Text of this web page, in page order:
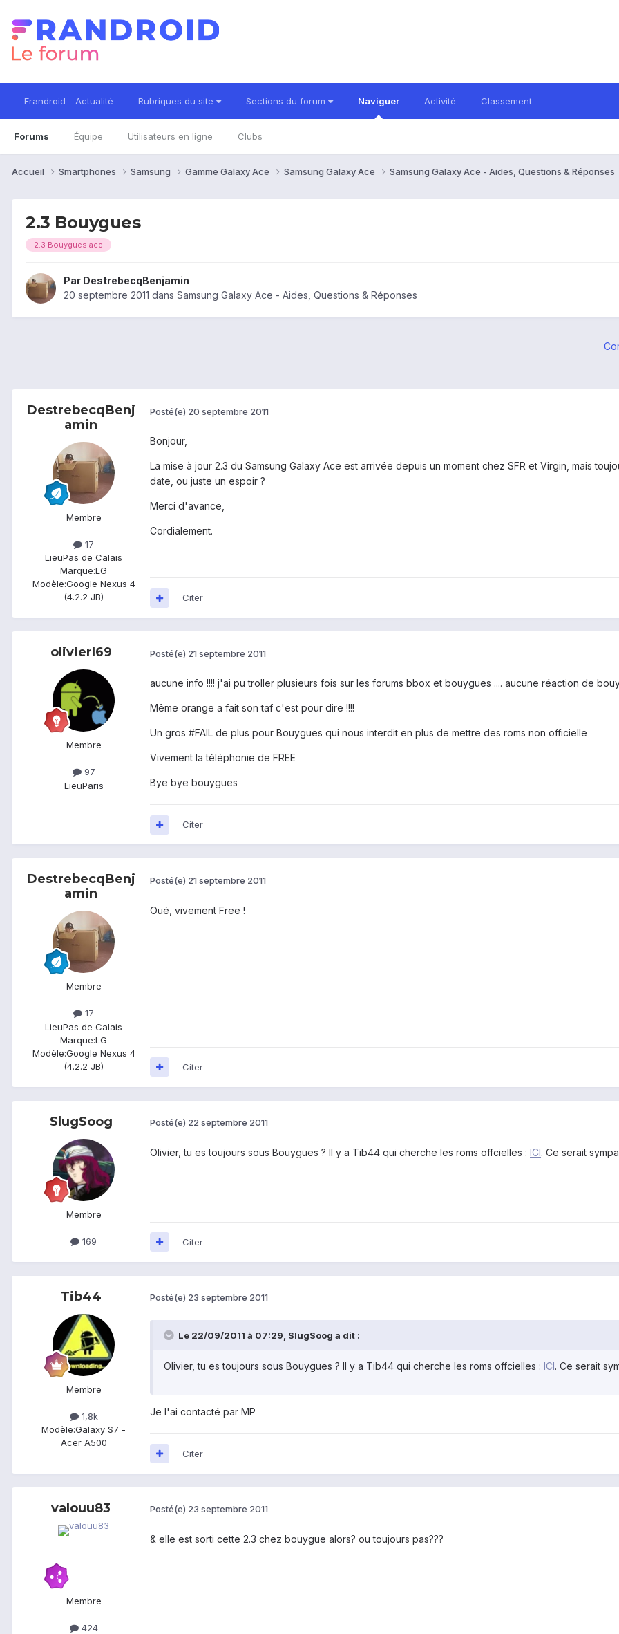
Frandroid - Actualité Rubriques du site Sections du forum Naviguer
Forums Équipe Utilisateurs en ligne Clubs
Activité Classement
Accueil Smartphones Samsung Gamme Galaxy Ace Samsung Galaxy Ace Samsung Galaxy Ace - Aides, Questions & Réponses
2.3 Bouygues
2.3 Bouygues ace
Par DestrebecqBenjamin
20 septembre 2011 dans Samsung Galaxy Ace - Aides, Questions & Réponses
DestrebecqBenj
amin
Membre
17
LieuPas de Calais
Marque:LG
Modèle:Google Nexus 4
(4.2.2 JB)
Posté(e) 20 septembre 2011
Bonjour,
La mise à jour 2.3 du Samsung Galaxy Ace est arrivée depuis un moment chez SFR et Virgin, mais
date, ou juste un espoir ?
Merci d'avance,
Cordialement.
Citer
olivierl69
Membre
97
LieuParis
Posté(e) 21 septembre 2011
aucune info !!!! j'ai pu troller plusieurs fois sur les forums bbox et bouygues .... aucune réaction de
Même orange a fait son taf c'est pour dire !!!!
Un gros #FAIL de plus pour Bouygues qui nous interdit en plus de mettre des roms non officielle
Vivement la téléphonie de FREE
Bye bye bouygues
Citer
DestrebecqBenj
amin
Membre
17
LieuPas de Calais
Marque:LG
Modèle:Google Nexus 4
(4.2.2 JB)
Posté(e) 21 septembre 2011
Oué, vivement Free !
Citer
SlugSoog
Membre
169
Posté(e) 22 septembre 2011
Olivier, tu es toujours sous Bouygues ? Il y a Tib44 qui cherche les roms offcielles : ICI. Ce serait
Citer
Tib44
Membre
1,8k
Modèle:Galaxy S7 -
Acer A500
Posté(e) 23 septembre 2011
Le 22/09/2011 à 07:29, SlugSoog a dit :
Olivier, tu es toujours sous Bouygues ? Il y a Tib44 qui cherche les roms offcielles : ICI. Ce serait
Je l'ai contacté par MP
Citer
valouu83
Membre
424
Posté(e) 23 septembre 2011
& elle est sorti cette 2.3 chez bouygue alors? ou toujours pas???